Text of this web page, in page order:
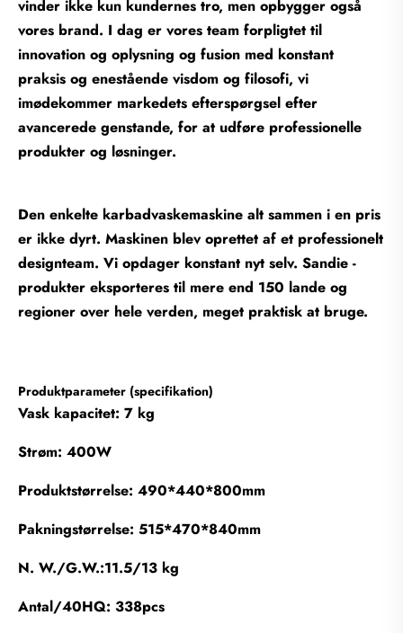
vinder ikke kun kundernes tro, men opbygger også
vores brand. I dag er vores team forpligtet til
innovation og oplysning og fusion med konstant
praksis og enestående visdom og filosofi, vi
imødekommer markedets efterspørgsel efter
avancerede genstande, for at udføre professionelle
produkter og løsninger.
Den enkelte karbadvaskemaskine alt sammen i en pris
er ikke dyrt. Maskinen blev oprettet af et professionelt
designteam. Vi opdager konstant nyt selv. Sandie -
produkter eksporteres til mere end 150 lande og
regioner over hele verden, meget praktisk at bruge.
Produktparameter (specifikation)
Vask kapacitet: 7 kg
Strøm: 400W
Produktstørrelse: 490*440*800mm
Pakningstørrelse: 515*470*840mm
N. W./G.W.:11.5/13 kg
Antal/40HQ: 338pcs